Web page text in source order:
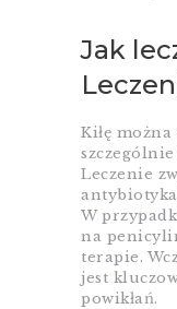
Jak
Kiłę
Leczenie
W
na
terapie.
jest
powikłań.